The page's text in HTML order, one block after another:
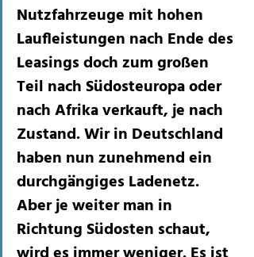
Nutzfahrzeuge mit hohen
Laufleistungen nach Ende des
Leasings doch zum großen
Teil nach Südosteuropa oder
nach Afrika verkauft, je nach
Zustand. Wir in Deutschland
haben nun zunehmend ein
durchgängiges Ladenetz.
Aber je weiter man in
Richtung Südosten schaut,